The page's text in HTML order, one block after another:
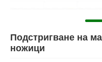
Подстригване на
ножици